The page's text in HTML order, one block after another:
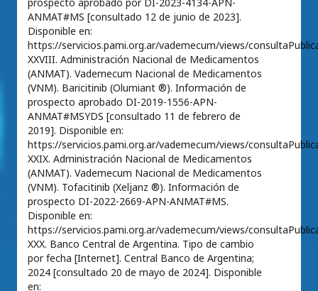
ANMAT#MS [consultado 12 de junio de 2023].
Disponible en:
https://servicios.pami.org.ar/vademecum/views/
XXVIII. Administración Nacional de Medicamentos
(ANMAT). Vademecum Nacional de Medicamentos
(VNM). Baricitinib (Olumiant ®). Información de
prospecto aprobado DI-2019-1556-APN-
ANMAT#MSYDS [consultado 11 de febrero de
2019]. Disponible en:
https://servicios.pami.org.ar/vademecum/views/
XXIX. Administración Nacional de Medicamentos
(ANMAT). Vademecum Nacional de Medicamentos
(VNM). Tofacitinib (Xeljanz ®). Información de
prospecto DI-2022-2669-APN-ANMAT#MS.
Disponible en:
https://servicios.pami.org.ar/vademecum/views/
XXX. Banco Central de Argentina. Tipo de cambio
por fecha [Internet]. Central Banco de Argentina;
2024 [consultado 20 de mayo de 2024]. Disponible
en: